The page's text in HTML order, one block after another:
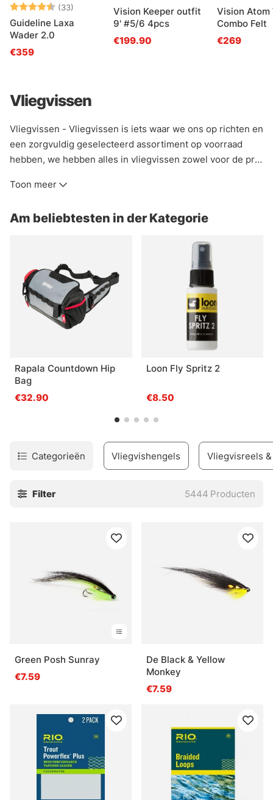
Beoordeling:
(33)
4.6 uit 5 sterren
Guideline Laxa
Wader 2.0
€359
Vision Keeper outfit
9' #5/6 4pcs
€199.90
Vision Atom
Combo Felt
€269
Vliegvissen
Vliegvissen - Vliegvissen is iets waar we ons op richten en
een zorgvuldig geselecteerd assortiment op voorraad
hebben, we hebben alles in vliegvissen zowel voor de pro
assortiment vliegbindmaterialen, vliegvishengels,
en alles wat een vliegvisser verder nog nodig heeft. Wij
merken. In onze webshop vindt u vliegvisbenodigdheden
en accessoires van fabrikanten als Vision, Simms,
Patagonia, A.Jensen, Sage, RIO Loop, Guideline, Pool12 en
anderen.
Toon meer
Am beliebtesten in der Kategorie
Rapala Countdown Hip
Bag
€32.90
Loon Fly Spritz 2
€8.50
Categorieën Vliegvishengels Vliegvisreels
Filter 5444 Producten
Green Posh Sunray
€7.59
De Black & Yellow
Monkey
€7.59